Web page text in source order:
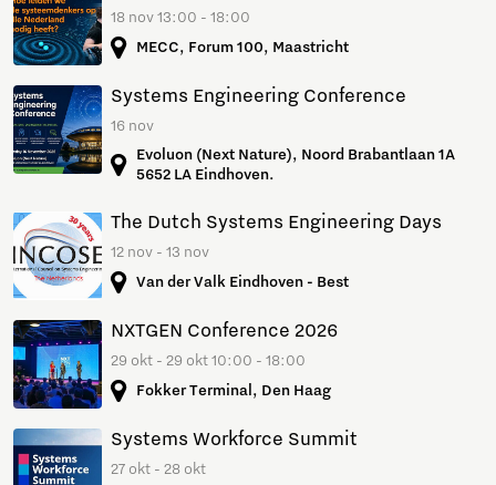
18 nov 13:00 - 18:00
MECC, Forum 100, Maastricht
Systems Engineering Conference
16 nov
Evoluon (Next Nature), Noord Brabantlaan 1A
5652 LA Eindhoven.
The Dutch Systems Engineering Days
12 nov - 13 nov
Van der Valk Eindhoven - Best
NXTGEN Conference 2026
29 okt - 29 okt 10:00 - 18:00
Fokker Terminal, Den Haag
Systems Workforce Summit
27 okt - 28 okt